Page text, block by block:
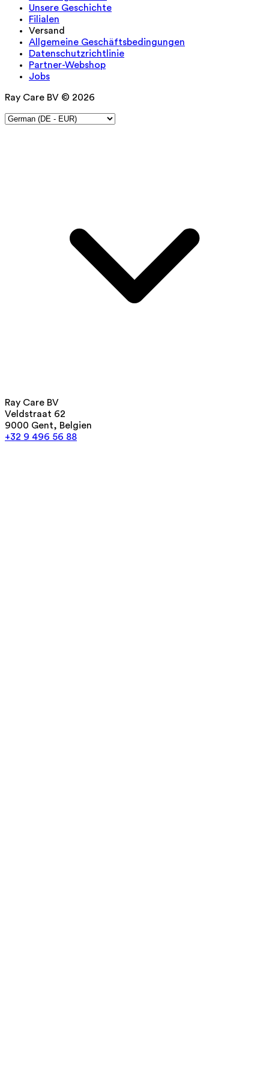
Unsere Geschichte
Filialen
Versand
Allgemeine Geschäftsbedingungen
Datenschutzrichtlinie
Partner-Webshop
Jobs
Ray Care BV © 2026
Ray Care BV
Veldstraat 62
9000 Gent, Belgien
+32 9 496 56 88